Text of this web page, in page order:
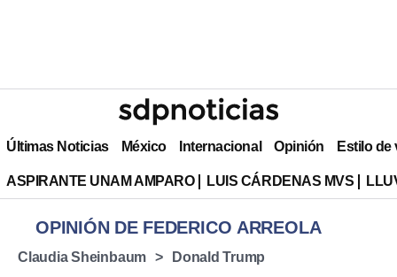
Últimas Noticias México Internacional Opinión Estilo de
ASPIRANTE UNAM AMPARO LUIS CÁRDENAS MVS
OPINIÓN DE FEDERICO ARREOLA
Claudia Sheinbaum Donald Trump